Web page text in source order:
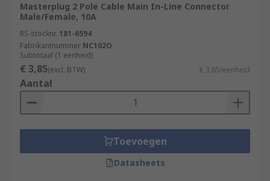
Masterplug 2 Pole Cable Main In-Line Connector
Male/Female, 10A
RS-stocknr. 181-6594
Fabrikantnummer NC102O
Subtotaal (1 eenheid)
€ 3,85(excl. BTW) € 3,85/eenheid
Aantal
Toevoegen
Datasheets